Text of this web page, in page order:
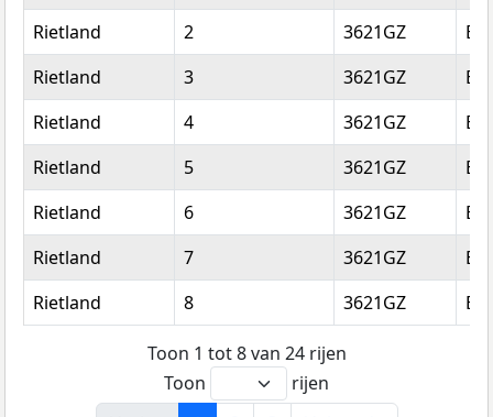
Rietland
2 3621GZ
Rietland
3 3621GZ
Rietland
4 3621GZ
Rietland
5 3621GZ
Rietland
6 3621GZ
Rietland
7 3621GZ
Rietland
8 3621GZ
Toon 1 tot 8 van 24 rijen
Toon
rijen